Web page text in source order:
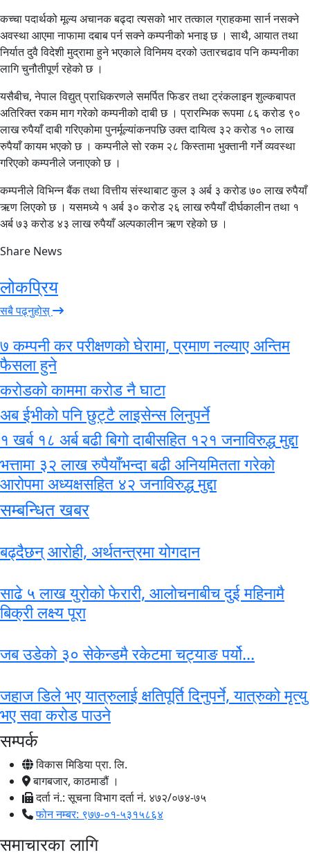
कच्चा पदार्थको मूल्य अचानक बढ्दा त्यसको भार तत्काल ग्राहकमा सार्न नसक्ने
अवस्था आएमा नाफामा दबाब पर्न सक्ने कम्पनीको भनाइ छ । साथै, आयात तथा
निर्यात दुवै विदेशी मुद्रामा हुने भएकाले विनिमय दरको उतारचढाव पनि कम्पनीका
लागि चुनौतीपूर्ण रहेको छ ।
यसैबीच, नेपाल विद्युत् प्राधिकरणले समर्पित फिडर तथा ट्रंकलाइन शुल्कबापत
अतिरिक्त रकम माग गरेको कम्पनीको दाबी छ । प्रारम्भिक रूपमा ८६ करोड ९०
लाख रुपैयाँ दाबी गरिएकोमा पुनर्मूल्यांकनपछि उक्त दायित्व ३२ करोड १० लाख
रुपैयाँ कायम भएको छ । कम्पनीले सो रकम २८ किस्तामा भुक्तानी गर्ने व्यवस्था
गरिएको कम्पनीले जनाएको छ ।
कम्पनीले विभिन्न बैंक तथा वित्तीय संस्थाबाट कुल ३ अर्ब ३ करोड ७० लाख रुपैयाँ
ऋण लिएको छ । यसमध्ये १ अर्ब ३० करोड २६ लाख रुपैयाँ दीर्घकालीन तथा १
अर्ब ७३ करोड ४३ लाख रुपैयाँ अल्पकालीन ऋण रहेको छ ।
Share News
लोकप्रिय
सबै पढ्नुहोस्
७ कम्पनी कर परीक्षणको घेरामा, प्रमाण नल्याए अन्तिम
फैसला हुने
करोडको काममा करोड नै घाटा
अब ईभीको पनि छुट्टै लाइसेन्स लिनुपर्ने
१ खर्ब १८ अर्ब बढी बिगो दाबीसहित १२१ जनाविरुद्ध मुद्दा
भत्तामा ३२ लाख रुपैयाँभन्दा बढी अनियमितता गरेको
आरोपमा अध्यक्षसहित ४२ जनाविरुद्ध मुद्दा
सम्बन्धित खबर
बढ्दैछन् आरोही, अर्थतन्त्रमा योगदान
साढे ५ लाख युरोको फेरारी, आलोचनाबीच दुई महिनामै
बिक्री लक्ष्य पूरा
जब उडेको ३० सेकेन्डमै रकेटमा चट्याङ पर्यो...
जहाज डिले भए यात्रुलाई क्षतिपूर्ति दिनुपर्ने, यात्रुको मृत्यु
भए सवा करोड पाउने
सम्पर्क
विकास मिडिया प्रा. लि.
बागबजार, काठमाडौं ।
दर्ता नं.: सूचना विभाग दर्ता नं. ४७२/०७४-७५
फोन नम्बर: ९७७-०१-५३१५८६४
समाचारका लागि